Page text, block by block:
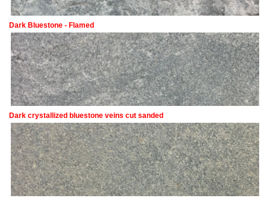
Dark Bluestone - Flamed
Dark crystallized bluestone veins cut sanded